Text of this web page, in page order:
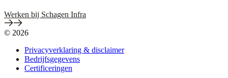
Werken bij Schagen Infra
© 2026
Privacyverklaring & disclaimer
Bedrijfsgegevens
Certificeringen